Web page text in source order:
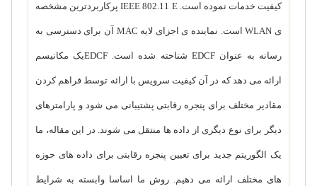
کیفیت خدمات نموده است. IEEE 802.11 E پرکاربردترین مشخصه
ی WLAN است. نماینده ی اجزای لایه MAC آن برای دسترسی به
رسانه به عنوانEDCF شناخته شده است. EDCFیک مکانیسم
ارائه می دهد که در آن کیفیت سرویس با ارائه توسط فراهم کردن
مقادیر مختلف برای پنجره رقابتی پشتیبانی می شود و پارامترهای
دیگر برای نوع دیگری از داده ها منتقل می شوند. در این مقاله، ما
یک الگوریتم جدید برای تعیین پنجره رقابتی برای داده های حوزه
های مختلف ارائه می دهیم. روش ما اساسا وابسته به شرایط